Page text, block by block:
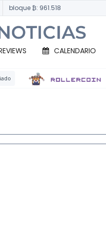
bloque ₿: 961.518
CALENDARIO
BTC